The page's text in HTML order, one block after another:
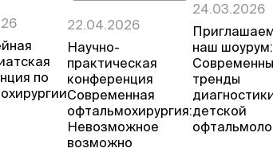
по
22.04.2026
Научно-
практическая
конференция
Современная
офтальмохирургия:
Невозможное
возможно
24.03.2026
наш шоурум:
тренды
детской